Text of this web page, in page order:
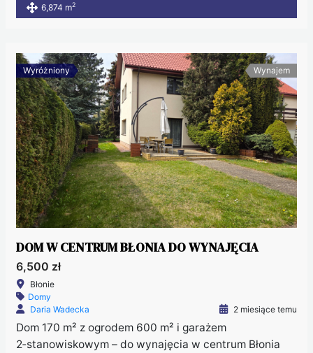
6,874 m2
Wyróżniony Wynajem
DOM W CENTRUM BŁONIA DO WYNAJĘCIA
6,500 zł
Błonie
Domy
Daria Wadecka
2 miesiące temu
Dom 170 m² z ogrodem 600 m² i garażem
2‑stanowiskowym – do wynajęcia w centrum Błonia